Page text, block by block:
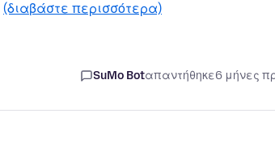
(διαβάστε περισσότερα)
SuMo Botαπαντήθηκε6 μήνες